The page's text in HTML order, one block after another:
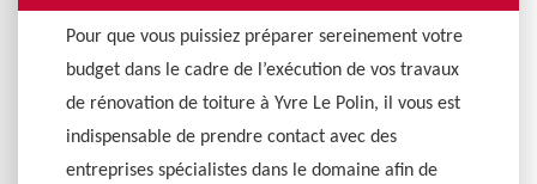
Pour que vous puissiez préparer sereinement votre
budget dans le cadre de l’exécution de vos travaux
de rénovation de toiture à Yvre Le Polin, il vous est
indispensable de prendre contact avec des
entreprises spécialistes dans le domaine afin de